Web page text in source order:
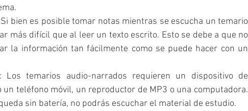
bien es posible tomar notas mientras se escucha un temario
más difícil que al leer un texto escrito. Esto se debe a que no
la información tan fácilmente como se puede hacer con un
Los temarios audio-narrados requieren un dispositivo de
un teléfono móvil, un reproductor de MP3 o una computadora.
sin batería, no podrás escuchar el material de estudio.